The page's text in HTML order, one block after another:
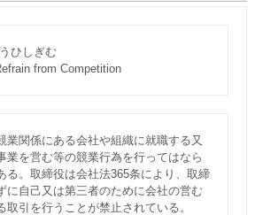
ひしぎむ
from Competition
業関係にある会社や組織に就職する又
業を営む等の競業行為を行ってはなら
る。取締役は会社法365条により、取締
に自己又は第三者のために会社の営む
取引を行うことが禁止されている。